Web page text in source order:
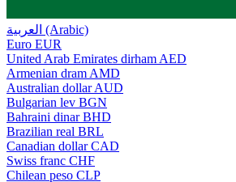
العربية (Arabic)
Euro EUR
United Arab Emirates dirham AED
Armenian dram AMD
Australian dollar AUD
Bulgarian lev BGN
Bahraini dinar BHD
Brazilian real BRL
Canadian dollar CAD
Swiss franc CHF
Chilean peso CLP